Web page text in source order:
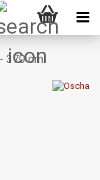
370 cm